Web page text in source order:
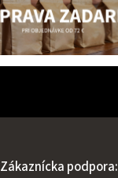
Zákaznícka podpora: